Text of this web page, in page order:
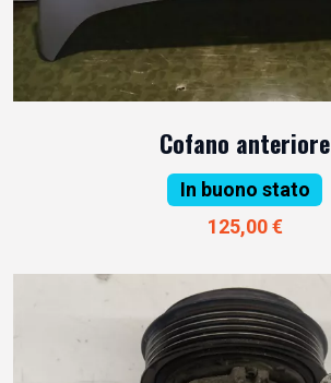
Cofano anteriore
In buono stato
125,00 €